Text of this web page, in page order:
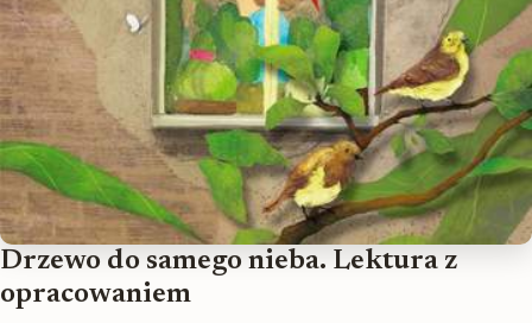
Drzewo do samego nieba. Lektura z
opracowaniem